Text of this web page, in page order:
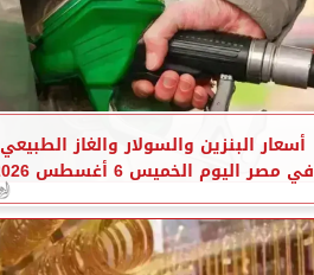
أسعار البنزين والسولار والغاز الطبيعي
في مصر اليوم الخميس 6 أغسطس 2026